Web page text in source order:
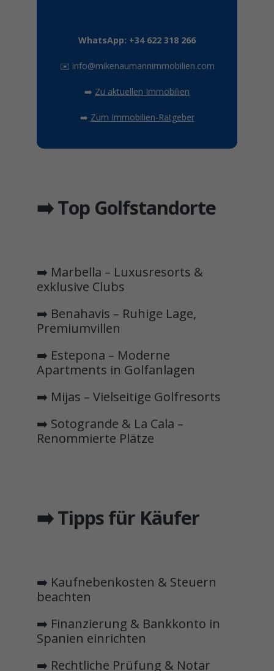
WhatsApp: +34 622 318 266
✉️ info@mikenaumannimmobilien.com
➡️ Zu aktuellen Immobilien
➡️ Zum Immobilien-Ratgeber
➡️ Top Golfstandorte
➡️ Marbella – Luxusresorts &
exklusive Clubs
➡️ Benahavis – Ruhige Lage,
Premiumvillen
➡️ Estepona – Moderne
Apartments in Golfanlagen
➡️ Mijas – Vielseitige Golfresorts
➡️ Sotogrande & La Cala –
Renommierte Plätze
➡️ Tipps für Käufer
➡️ Kaufnebenkosten & Steuern
beachten
➡️ Finanzierung & Bankkonto in
Spanien einrichten
➡️ Rechtliche Prüfung & Notar